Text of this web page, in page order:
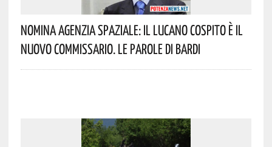
Nomina Agenzia Spaziale: Il Lucano Cospito È Il
Nuovo Commissario. Le Parole Di Bardi